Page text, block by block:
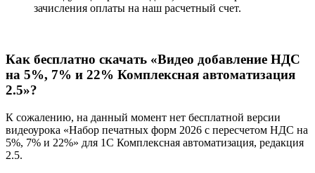
зачисления оплаты на наш расчетный счет.
Как бесплатно скачать «Видео добавление НДС
на 5%, 7% и 22% Комплексная автоматизация
2.5»?
К сожалению, на данный момент нет бесплатной версии
видеоурока «Набор печатных форм 2026 с пересчетом НДС на
5%, 7% и 22%» для 1С Комплексная автоматизация, редакция
2.5.